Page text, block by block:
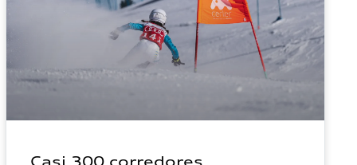
Casi 300 corredores